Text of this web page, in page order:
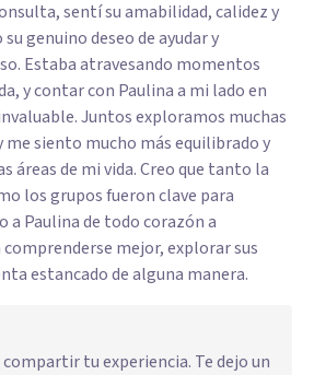
sentí su amabilidad, calidez y
genuino deseo de ayudar y
Estaba atravesando momentos
y contar con Paulina a mi lado en
Juntos exploramos muchas
me siento mucho más equilibrado y
áreas de mi vida. Creo que tanto la
los grupos fueron clave para
a Paulina de todo corazón a
comprenderse mejor, explorar sus
estancado de alguna manera.
tu experiencia. Te dejo un